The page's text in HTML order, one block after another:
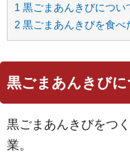
1 黒ごまあんきびについ
2 黒ごまあんきびを食べ
黒ごまあんきび
黒ごまあんきびをつ
業。